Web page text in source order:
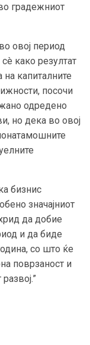
градежниот
овој период
како резултат
на капиталните
посочи
одредено
но дека во овој
бизнис
значајниот
да добие
и да биде
со што ќе
поврзаност и